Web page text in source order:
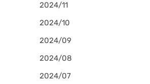
2024/11
2024/10
2024/09
2024/08
2024/07